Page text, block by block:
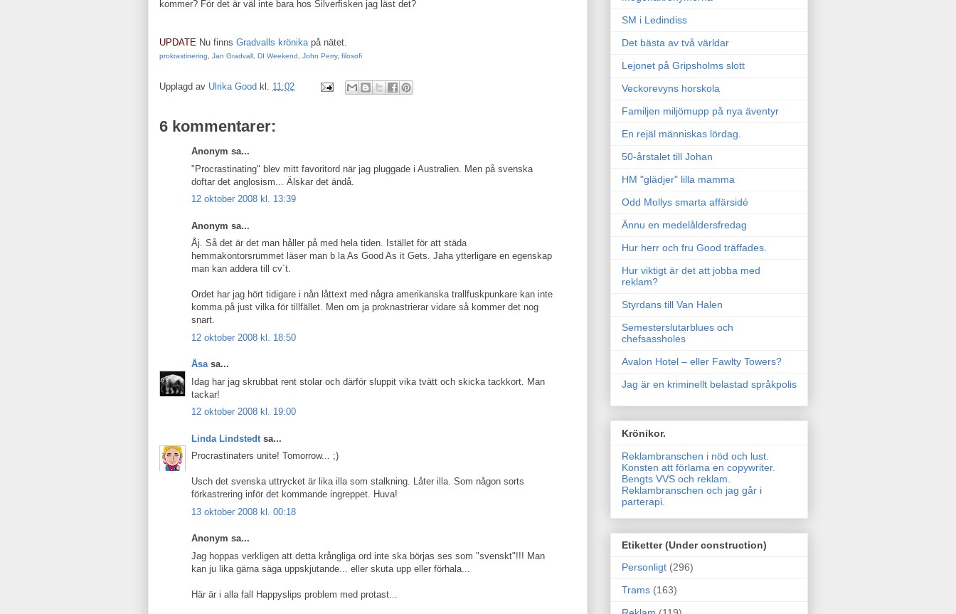
kommer? För det är väl inte bara hos Silverfisken jag läst det?
UPDATE Nu finns Gradvalls krönikapå nätet.
prokrastinering Jan Gradvall DI Weekend John Perry, filosofi
Upplagd av Ulrika Good kl. 11:02
6 kommentarer:
Anonym sa...
"Procrastinating" blev mitt favoritord när jag pluggade i Australien. Men på svenska
doftar det anglosism... Älskar det ändå.
12 oktober 2008 kl. 13:39
Anonym sa...
Åj. Så det är det man håller på med hela tiden. Istället för att städa
hemmakontorsrummet läser man b la As Good As it Gets. Jaha ytterligare en egenskap
man kan addera till cv´t.
Ordet har jag hört tidigare i nån låttext med några amerikanska trallfuskpunkare kan inte
komma på just vilka för tillfället. Men om ja proknastrierar vidare så kommer det nog
snart.
12 oktober 2008 kl. 18:50
Åsasa...
Idag har jag skrubbat rent stolar och därför sluppit vika tvätt och skicka tackkort. Man
tackar!
12 oktober 2008 kl. 19:00
Linda Lindstedt sa...
Procrastinaters unite! Tomorrow... ;)
Usch det svenska uttrycket är lika illa som stalkning. Låter illa. Som någon sorts
förkastrering inför det kommande ingreppet. Huva!
13 oktober 2008 kl. 00:18
Anonym sa...
Jag hoppas verkligen att detta krångliga ord inte ska börjas ses som "svenskt"!!! Man
kan ju lika gärna säga uppskjutande... eller skuta upp eller förhala...
Här är i alla fall Happyslips problem med protast...
SM i Ledindiss
Det bästa av två världar
Lejonet på Gripsholms slott
Veckorevyns horskola
Familjen miljömupp på nya äventyr
En rejäl människas lördag.
50-årstalet till Johan
HM "glädjer" lilla mamma
Odd Mollys smarta affärsidé
Ännu en medelåldersfredag
Hur herr och fru Good träffades.
Hur viktigt är det att jobba med
reklam?
Styrdans till Van Halen
Semesterslutarblues och
chefsassholes
Avalon Hotel – eller Fawlty Towers?
Jag är en kriminellt belastad språkpolis
Krönikor.
Reklambranschen i nöd och lust.
Konsten att förlama en copywriter.
Bengts VVS och reklam.
Reklambranschen och jag går i
parterapi.
Etiketter (Under construction)
Personligt (296)
Trams (163)